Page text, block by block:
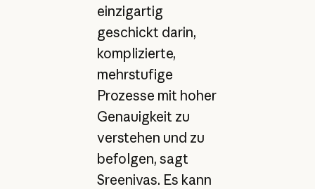
einzigartig
geschickt darin,
komplizierte,
mehrstufige
Prozesse mit hoher
Genauigkeit zu
verstehen und zu
befolgen, sagt
Sreenivas. Es kann